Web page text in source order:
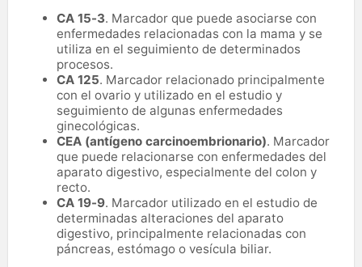
CA 15-3. Marcador que puede asociarse con
enfermedades relacionadas con la mama y se
utiliza en el seguimiento de determinados
procesos.
CA 125. Marcador relacionado principalmente
con el ovario y utilizado en el estudio y
seguimiento de algunas enfermedades
ginecológicas.
CEA (antígeno carcinoembrionario). Marcador
que puede relacionarse con enfermedades del
aparato digestivo, especialmente del colon y
recto.
CA 19-9. Marcador utilizado en el estudio de
determinadas alteraciones del aparato
digestivo, principalmente relacionadas con
páncreas, estómago o vesícula biliar.